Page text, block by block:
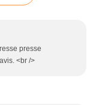
presse
<br />